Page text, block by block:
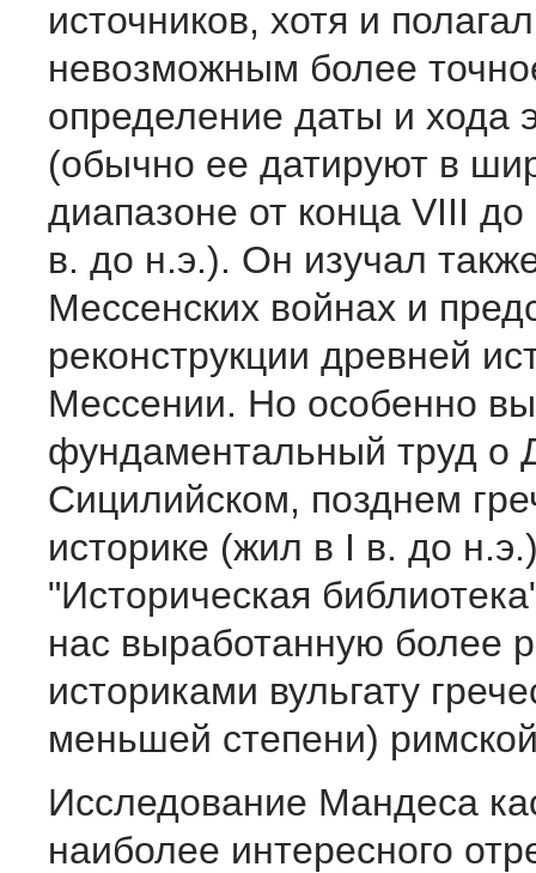
источников, хотя и полагал
невозможным более
определение даты и хода
(обычно ее датируют в
диапазоне от конца VIII
в. до н.э.). Он изучал
Мессенских войнах и
реконструкции древней
Мессении. Но особенно
фундаментальный труд о
Сицилийском, позднем
историке (жил в I в. до
"Историческая
нас выработанную более
историками вульгату
меньшей степени)
Исследование Мандеса
наиболее интересного